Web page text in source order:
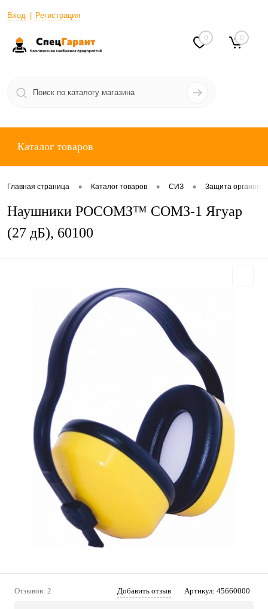
Вход Регистрация
0 0
Каталог товаров
Главная страница • Каталог товаров • СИЗ • Защита органов
Наушники РОСОМЗ™ СОМЗ-1 Ягуар
(27 дБ), 60100
Отзывов: 2 Добавить отзыв Артикул: 45660000